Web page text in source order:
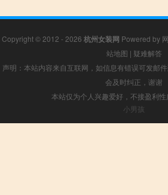
Copyright © 2012 - 2026 杭州女装网 Powered by
站地图 | 疑难解答
声明：本站内容来自互联网，如信息有错误可发邮
会及时纠正，谢谢
本站仅为个人兴趣爱好，不接盈利
小男孩